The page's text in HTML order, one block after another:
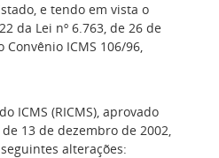
e tendo em vista o
da Lei nº 6.763, de 26 de
ICMS 106/96,
ICMS (RICMS), aprovado
13 de dezembro de 2002,
alterações: